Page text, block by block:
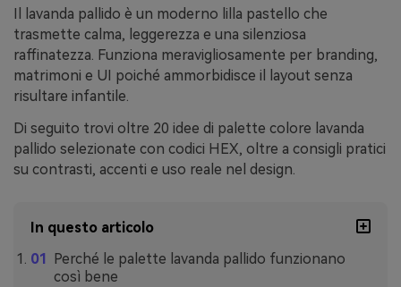
Il lavanda pallido è un moderno lilla pastello che
trasmette calma, leggerezza e una silenziosa
raffinatezza. Funziona meravigliosamente per branding,
matrimoni e UI poiché ammorbidisce il layout senza
risultare infantile.
Di seguito trovi oltre 20 idee di palette colore lavanda
pallido selezionate con codici HEX, oltre a consigli pratici
su contrasti, accenti e uso reale nel design.
In questo articolo
Perché le palette lavanda pallido funzionano
così bene